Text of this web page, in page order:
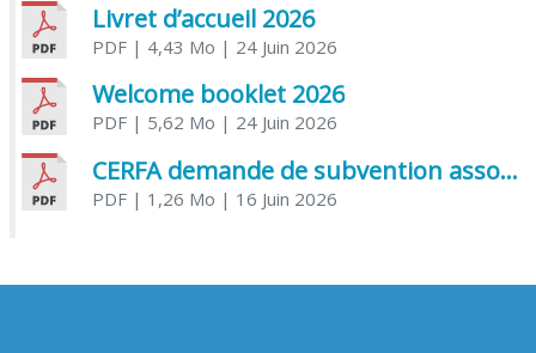
Livret d’accueil 2026
PDF| 4,43 Mo | 24 Juin 2026
Welcome booklet 2026
PDF| 5,62 Mo | 24 Juin 2026
CERFA demande de subvention association
PDF| 1,26 Mo | 16 Juin 2026